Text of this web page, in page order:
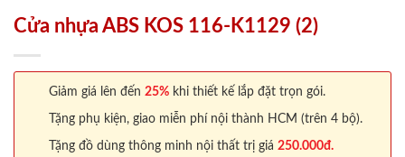
Cửa nhựa ABS KOS 116-K1129 (2)
Giảm giá lên đến 25% khi thiết kế lắp đặt trọn gói.
Tặng phụ kiện, giao miễn phí nội thành HCM (trên 4 bộ).
Tặng đồ dùng thông minh nội thất trị giá 250.000đ.